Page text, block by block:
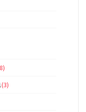
(3)